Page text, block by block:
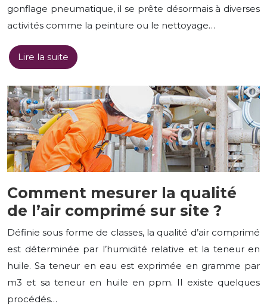
gonflage pneumatique, il se prête désormais à diverses
activités comme la peinture ou le nettoyage…
Lire la suite
Comment mesurer la qualité
de l’air comprimé sur site ?
Définie sous forme de classes, la qualité d’air comprimé
est déterminée par l’humidité relative et la teneur en
huile. Sa teneur en eau est exprimée en gramme par
m3 et sa teneur en huile en ppm. Il existe quelques
procédés…